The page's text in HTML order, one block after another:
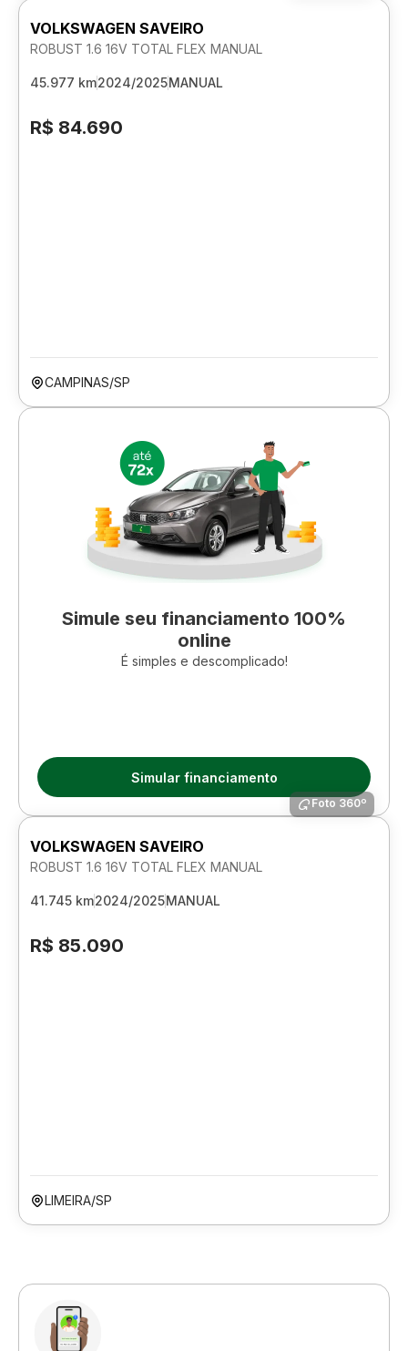
VOLKSWAGEN SAVEIRO
ROBUST 1.6 16V TOTAL FLEX MANUAL
45.977 km2024/2025MANUAL
R$ 84.690
CAMPINAS/SP
Simule seu financiamento 100%
online
É simples e descomplicado!
Simular financiamento
Foto 360º
VOLKSWAGEN SAVEIRO
ROBUST 1.6 16V TOTAL FLEX MANUAL
41.745 km2024/2025MANUAL
R$ 85.090
LIMEIRA/SP